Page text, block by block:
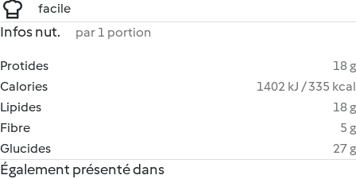
facile
Infos nut. par 1 portion
Protides
18 g
Calories
1402 kJ / 335 kcal
Lipides
18 g
Fibre
5 g
Glucides
27 g
Également présenté dans